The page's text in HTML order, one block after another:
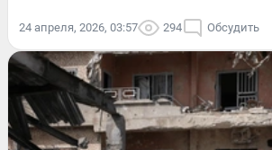
24 апреля, 2026, 03:57 294 Обсудить